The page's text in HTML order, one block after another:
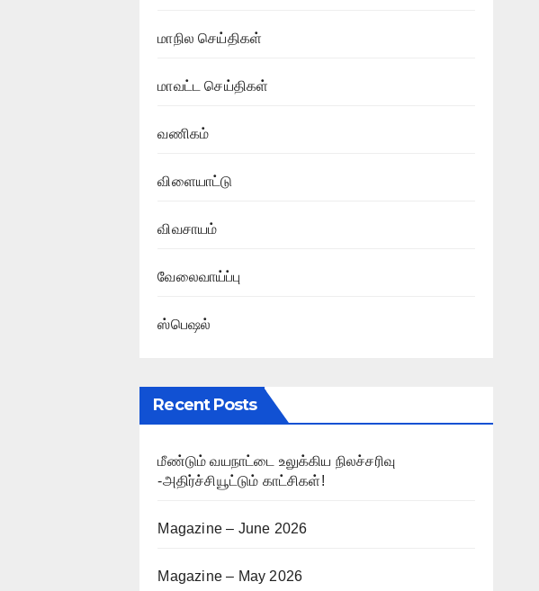
மாநில செய்திகள்
மாவட்ட செய்திகள்
வணிகம்
விளையாட்டு
விவசாயம்
வேலைவாய்ப்பு
ஸ்பெஷல்
Recent Posts
மீண்டும் வயநாட்டை உலுக்கிய நிலச்சரிவு
-அதிர்ச்சியூட்டும் காட்சிகள்!
Magazine – June 2026
Magazine – May 2026